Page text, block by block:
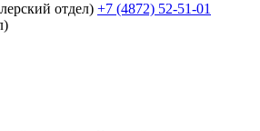
отдел) +7 (4872) 52-51-01